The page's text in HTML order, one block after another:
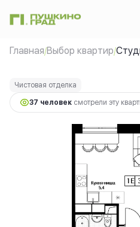
Главная/Выбор квартир/
Ипотекаот 21 119 руб.
Чистовая отделка
37 человек смотрели эту